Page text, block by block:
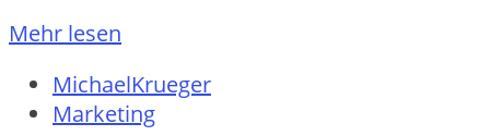
Mehr lesen
MichaelKrueger
Marketing